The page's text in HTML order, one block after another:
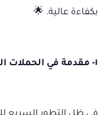
بكفاءة عالية. 🌟
١- مقدمة في الحملات التسويقية المتكاملة